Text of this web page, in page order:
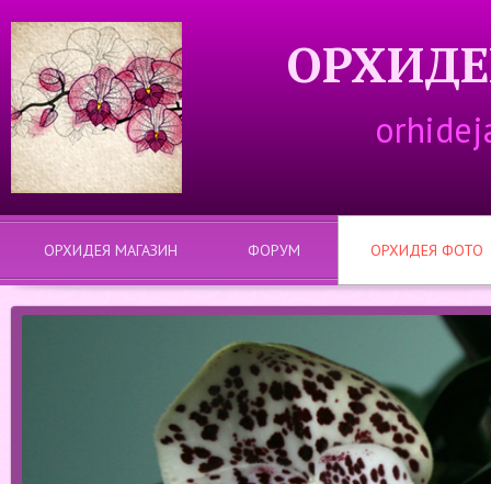
ОРХИДЕЯ МАГАЗИН ФОРУМ ОРХИДЕЯ ФОТО